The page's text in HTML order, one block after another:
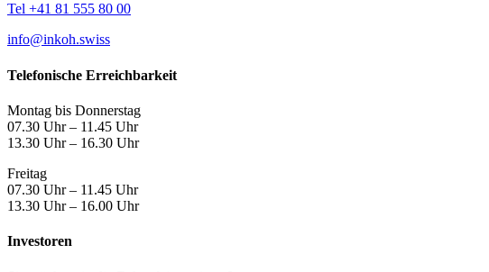
Tel +41 81 555 80 00
info@inkoh.swiss
Telefonische Erreichbarkeit
Montag bis Donnerstag
07.30 Uhr – 11.45 Uhr
13.30 Uhr – 16.30 Uhr
Freitag
07.30 Uhr – 11.45 Uhr
13.30 Uhr – 16.00 Uhr
Investoren